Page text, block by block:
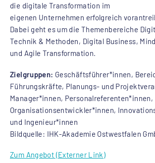
die digitale Transformation im
eigenen Unternehmen erfolgreich
Dabei geht es um die Themenbereiche
Technik & Methoden, Digital Business,
und Agile Transformation.
Zielgruppen: Geschäftsführer*innen,
Führungskräfte, Planungs- und
Manager*innen, Personalreferenten*innen,
Organisationsentwickler*innen,
und Ingenieur*innen
Bildquelle: IHK-Akademie Ostwestfalen
Zum Angebot (Externer Link)